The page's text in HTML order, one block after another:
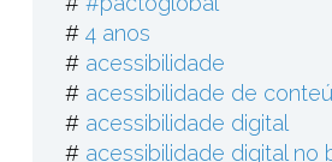
# 4 anos
# acessibilidade
# acessibilidade de
# acessibilidade digital
# acessibilidade digital no